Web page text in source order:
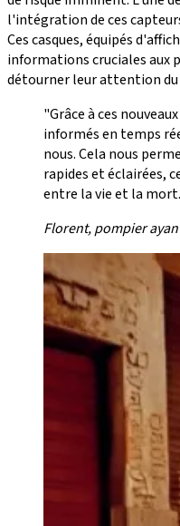
l'intégration de ces
Ces casques, équipés
informations cruciales aux
détourner leur attention du
"Grâce à ces
informés en temps
nous. Cela nous
rapides et éclairées,
entre la vie et la
Florent, pompier